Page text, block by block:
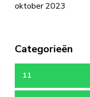
oktober 2023
Categorieën
11